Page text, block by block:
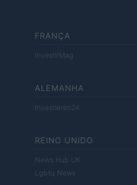
FRANÇA
InvestirMag
ALEMANHA
Investieren24
REINO UNIDO
News Hub UK
Lgbtq News